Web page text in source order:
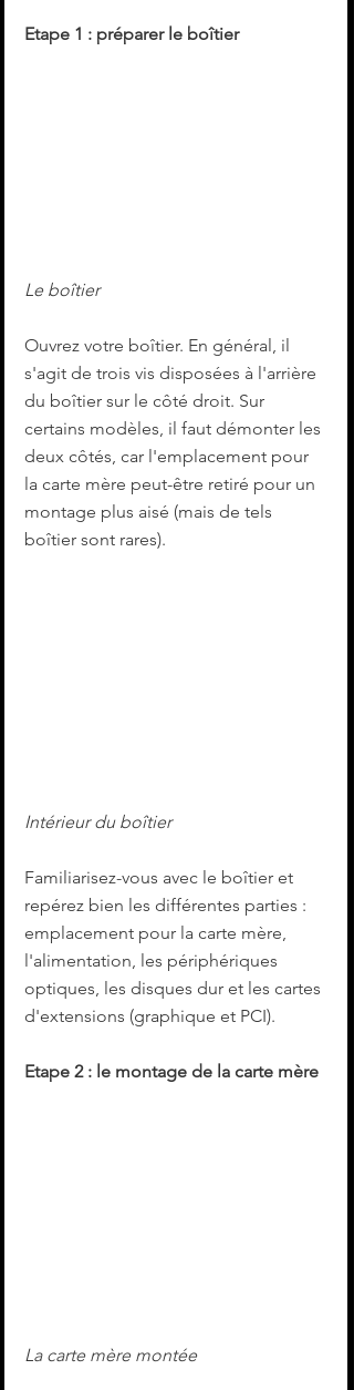
Etape 1 : préparer le boîtier
Le boîtier
Ouvrez votre boîtier. En général, il
s'agit de trois vis disposées à l'arrière
du boîtier sur le côté droit. Sur
certains modèles, il faut démonter les
deux côtés, car l'emplacement pour
la carte mère peut-être retiré pour un
montage plus aisé (mais de tels
boîtier sont rares).
Intérieur du boîtier
Familiarisez-vous avec le boîtier et
repérez bien les différentes parties :
emplacement pour la carte mère,
l'alimentation, les périphériques
optiques, les disques dur et les cartes
d'extensions (graphique et PCI).
Etape 2 : le montage de la carte mère
La carte mère montée